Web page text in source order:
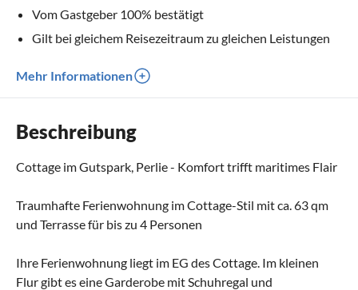
Vom Gastgeber 100% bestätigt
Gilt bei gleichem Reisezeitraum zu gleichen Leistungen
Mehr Informationen
Beschreibung
Cottage im Gutspark, Perlie - Komfort trifft maritimes Flair
Traumhafte Ferienwohnung im Cottage-Stil mit ca. 63 qm
und Terrasse für bis zu 4 Personen
Ihre Ferienwohnung liegt im EG des Cottage. Im kleinen
Flur gibt es eine Garderobe mit Schuhregal und